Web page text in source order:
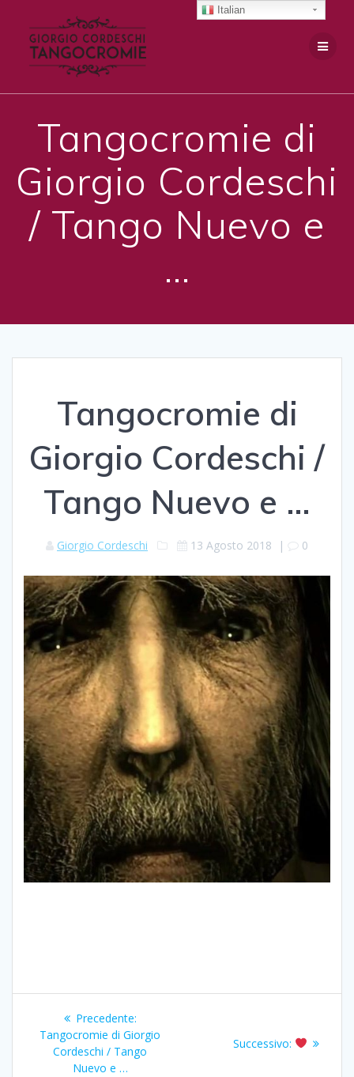
Tangocromie di
Giorgio Cordeschi
/ Tango Nuevo e
…
Tangocromie di
Giorgio Cordeschi /
Tango Nuevo e …
Giorgio Cordeschi 13 Agosto 2018 | 0
Navigazione
articoli
Precedente:Articolo
precedente:
Tangocromie di Giorgio
Cordeschi / Tango
Nuevo e …
Successivo: Articolo
Italian